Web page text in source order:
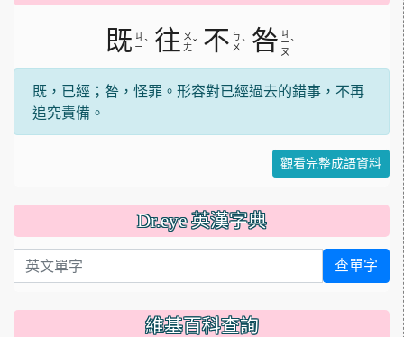
既 ㄐ
ㄧ ˋ 往 ㄨ
ㄤˇ 不 ㄅ
ㄨ ˋ 咎 ㄐ
ㄧ
ㄡ
ˋ
既，已經；咎，怪罪。形容對已經過去的錯事，不再
追究責備。
觀看完整成語資料
Dr.eye 英漢字典
英文單字 查單字
維基百科查詢